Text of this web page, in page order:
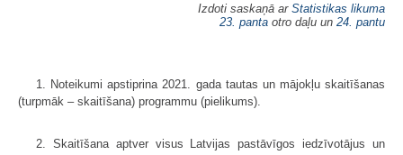
Izdoti saskaņā ar Statistikas likuma
23. panta otro daļu un 24. pantu
1. Noteikumi apstiprina 2021. gada tautas un mājokļu skaitīšanas
(turpmāk – skaitīšana) programmu (pielikums).
2. Skaitīšana aptver visus Latvijas pastāvīgos iedzīvotājus un